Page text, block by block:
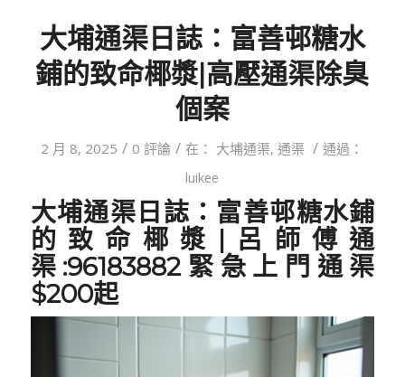
大埔通渠日誌：富善邨糖水
鋪的致命椰漿|高壓通渠除臭
個案
2 月 8, 2025 / 0 評論 / 在： 大埔通渠,通渠 / 通過：
luikee
大埔通渠日誌：富善邨糖水鋪
的致命椰漿
|呂師傅通
渠:96183882緊急上門通渠
$200起